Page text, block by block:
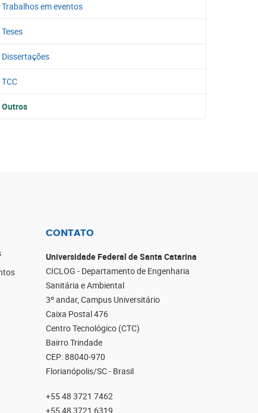
Trabalhos em eventos
Teses
Dissertações
TCC
Outros
CONTATO
Universidade Federal de Santa Catarina
CICLOG - Departamento de Engenharia
Sanitária e Ambiental
3º andar, Campus Universitário
Caixa Postal 476
Centro Tecnológico (CTC)
Bairro Trindade
CEP: 88040-970
Florianópolis/SC - Brasil
+55 48 3721 7462
+55 48 3721 6319